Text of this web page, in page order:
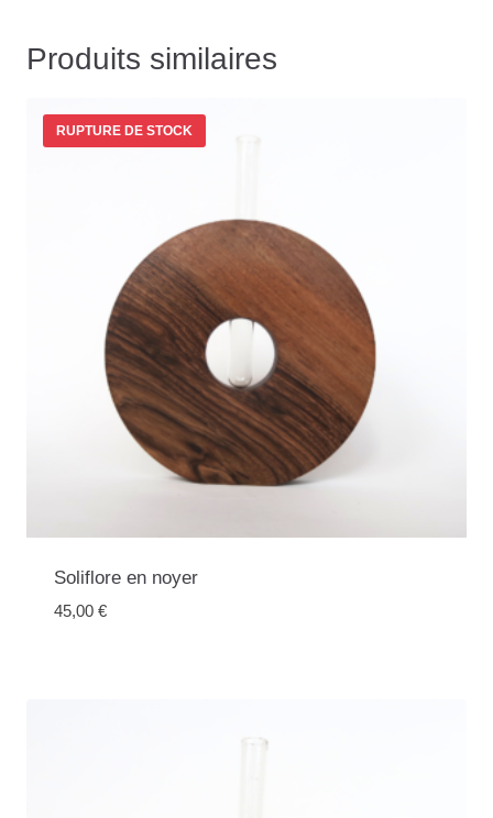
Produits similaires
RUPTURE DE STOCK
Soliflore en noyer
45,00 €